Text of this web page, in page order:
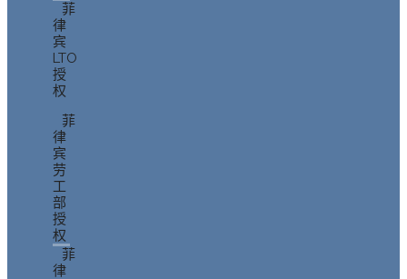
菲
律
宾
LTO
授
权
菲
律
宾
劳
工
部
授
权
菲
律